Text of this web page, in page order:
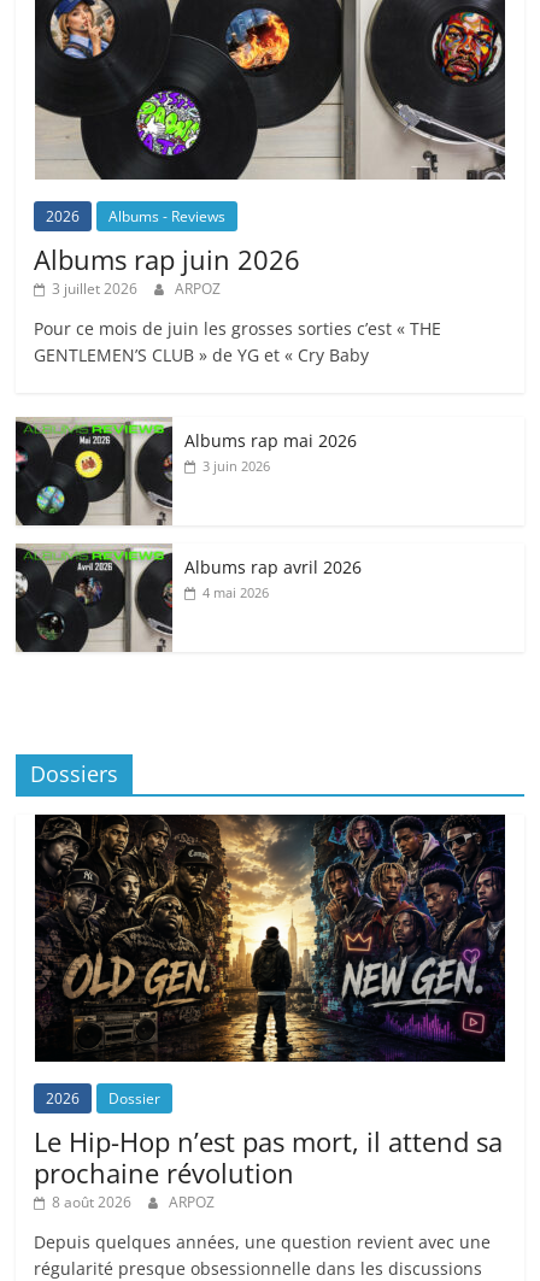
2026 Albums - Reviews
Albums rap juin 2026
3 juillet 2026 ARPOZ
Pour ce mois de juin les grosses sorties c’est « THE
GENTLEMEN’S CLUB » de YG et « Cry Baby
Albums rap mai 2026
3 juin 2026
Albums rap avril 2026
4 mai 2026
Dossiers
2026 Dossier
Le Hip-Hop n’est pas mort, il attend sa
prochaine révolution
8 août 2026 ARPOZ
Depuis quelques années, une question revient avec une
régularité presque obsessionnelle dans les discussions